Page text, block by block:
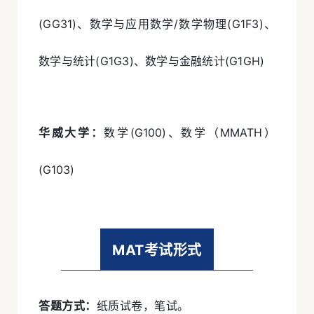
(GG31)、数学与应用数学/数学物理(G1F3)、
数学与统计(G1G3)、数学与金融统计(G1GH)
华威大学：数学(G100)、数学（MMATH）
(G103)
MAT考试形式
答题方式： 纸质试卷，笔试。